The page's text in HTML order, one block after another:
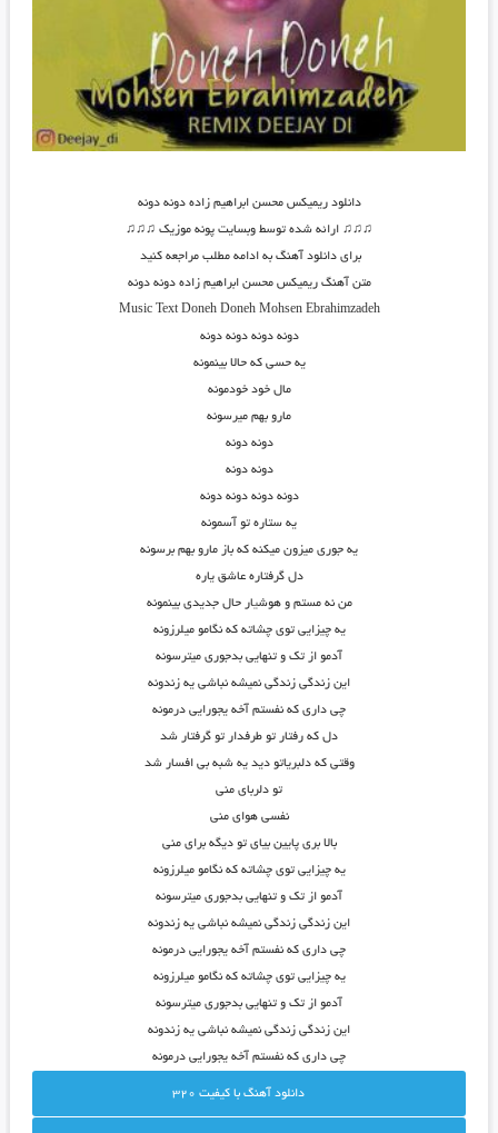
دانلودریمیکس محسن ابراهیم زاده دونه دونه
♫♫♫ ارائه شده توسط وبسایت پونه موزیک ♫♫♫
برای دانلود آهنگ به ادامه مطلب مراجعه کنید
متن آهنگ ریمیکس محسن ابراهیم زاده دونه دونه
Music Text Doneh Doneh Mohsen Ebrahimzadeh
دونه دونه دونه دونه
یه حسی که حالا بینمونه
مال خود خودمونه
مارو بهم میرسونه
دونه دونه
دونه دونه
دونه دونه دونه دونه
یه ستاره تو آسمونه
یه جوری میزون میکنه که باز مارو بهم برسونه
دل گرفتاره عاشق یاره
من نه مستم و هوشیار حال جدیدی بینمونه
یه چیزایی توی چشاته که نگامو میلرزونه
آدمو از تک و تنهایی بدجوری میترسونه
این زندگی زندگی نمیشه نباشی یه زندونه
چی داری که نفستم آخه یجورایی درمونه
دل که رفتار تو طرفدار تو گرفتار شد
وقتی که دلبریاتو دید یه شبه بی افسار شد
تو دلربای منی
نفسی هوای منی
بالا بری پایین بیای تو دیگه برای منی
یه چیزایی توی چشاته که نگامو میلرزونه
آدمو از تک و تنهایی بدجوری میترسونه
این زندگی زندگی نمیشه نباشی یه زندونه
چی داری که نفستم آخه یجورایی درمونه
یه چیزایی توی چشاته که نگامو میلرزونه
آدمو از تک و تنهایی بدجوری میترسونه
این زندگی زندگی نمیشه نباشی یه زندونه
چی داری که نفستم آخه یجورایی درمونه
دانلود آهنگ با کيفيت 320